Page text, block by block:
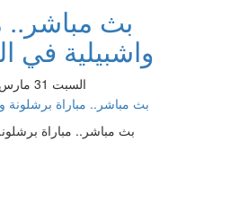
بث مباشر..
واشبيلية في
السبت 31 مارس 2018 05:16 مساءً
بث مباشر.. مباراة